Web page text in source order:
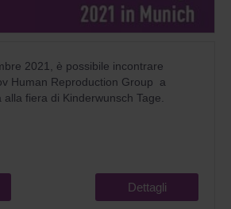
2021, è possibile incontrare
Human Reproduction Group a
fiera di Kinderwunsch Tage.
Dettagli